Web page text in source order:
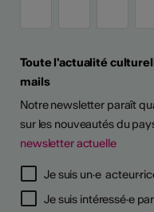
Toute l'actualité
mails
Notre newsletter paraît
sur les nouveautés du
newsletter actuelle
Je suis un·e
Je suis intéressé·e